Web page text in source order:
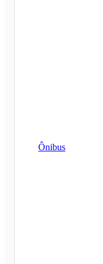
Ônibus